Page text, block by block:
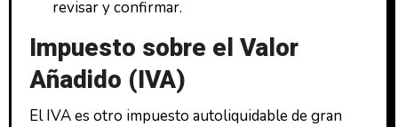
revisar y confirmar.
Impuesto sobre el Valor
Añadido (IVA)
El IVA es otro impuesto autoliquidable de gran